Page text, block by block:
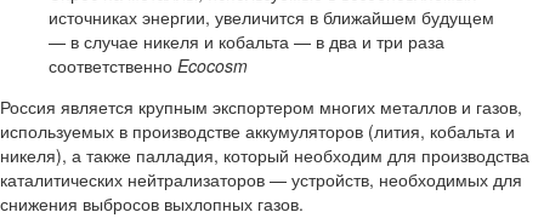
источниках энергии, увеличится в ближайшем будущем
— в случае никеля и кобальта — в два и три раза
соответственно Ecocosm
Россия является крупным экспортером многих металлов и газов,
используемых в производстве аккумуляторов (лития, кобальта и
никеля), а также палладия, который необходим для производства
каталитических нейтрализаторов — устройств, необходимых для
снижения выбросов выхлопных газов.